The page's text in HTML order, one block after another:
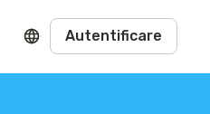
Autentificare